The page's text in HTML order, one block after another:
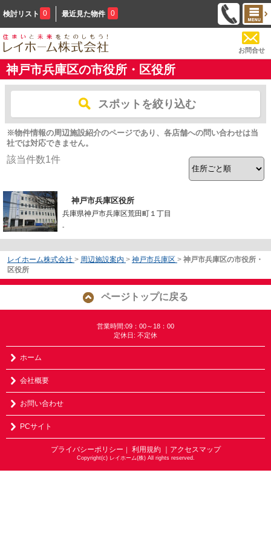
検討リスト 0 最近見た物件 0
お問合せ
神戸市兵庫区の市役所・区役所
スポットを絞り込む
※物件情報の周辺施設紹介のページであり、各店舗への問い合わせは当
社では対応できません。
該当件数1件
神戸市兵庫区役所
兵庫県神戸市兵庫区荒田町１丁目
-
レイホーム株式会社 > 周辺施設案内 > 神戸市兵庫区 > 神戸市兵庫区の市役所・
区役所
ページトップに戻る
営業時間:09：00～18：00
定休日: 不定休
ホーム
会社概要
お問い合わせ
PCサイト
プライバシーポリシー ｜ 利用規約 ｜アクセスマップ
Copyright(c) レイホーム(株) All rights reserved.